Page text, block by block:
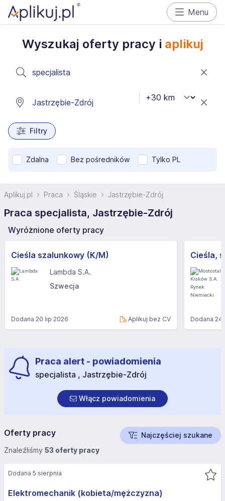
Menu
Wyszukaj oferty pracy i aplikuj
Filtry
Zdalna Bez pośredników Tylko PL
Aplikuj.pl Praca Śląskie Jastrzębie-Zdrój
Praca specjalista, Jastrzębie-Zdrój
Wyróżnione oferty pracy
Cieśla szalunkowy (K/M)
Lambda S.A.
Szwecja
Dodana 20 lip 2026 Aplikuj bez CV Dodana24
Praca alert - powiadomienia
specjalista , Jastrzębie-Zdrój
Włącz powiadomienia
Oferty pracy
Najczęściej szukane
Znaleźliśmy 53 oferty pracy
Elektromechanik (kobieta/mężczyzna)
Dodana 5 sierpnia